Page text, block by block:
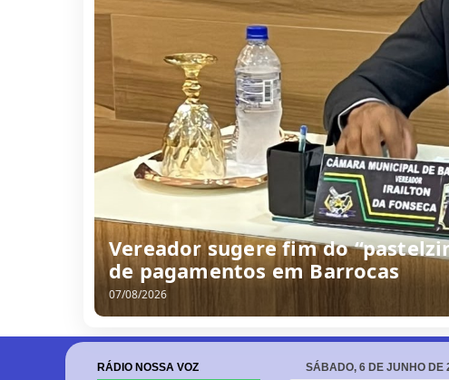
Vereador sugere fim do
de pagamentos em Barrocas
07/08/2026
SÁBADO, 6 DE JUNHO DE
RÁDIO NOSSA VOZ